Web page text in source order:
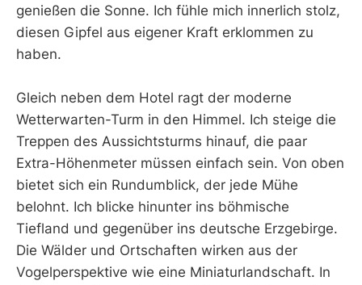
genießen die Sonne. Ich fühle mich innerlich stolz,
diesen Gipfel aus eigener Kraft erklommen zu
haben.
Gleich neben dem Hotel ragt der moderne
Wetterwarten-Turm in den Himmel. Ich steige die
Treppen des Aussichtsturms hinauf, die paar
Extra-Höhenmeter müssen einfach sein. Von oben
bietet sich ein Rundumblick, der jede Mühe
belohnt. Ich blicke hinunter ins böhmische
Tiefland und gegenüber ins deutsche Erzgebirge.
Die Wälder und Ortschaften wirken aus der
Vogelperspektive wie eine Miniaturlandschaft. In